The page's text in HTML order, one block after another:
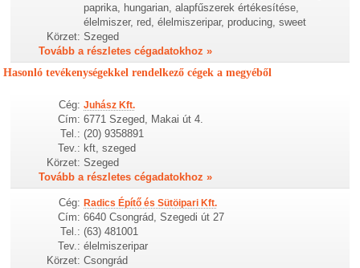
paprika, hungarian, alapfűszerek értékesítése,
élelmiszer, red, élelmiszeripar, producing, sweet
Körzet: Szeged
Tovább a részletes cégadatokhoz »
Hasonló tevékenységekkel rendelkező cégek a megyéből
Cég: Juhász Kft.
Cím: 6771 Szeged, Makai út 4.
Tel.: (20) 9358891
Tev.: kft, szeged
Körzet: Szeged
Tovább a részletes cégadatokhoz »
Cég: Radics Építő és Sütöipari Kft.
Cím: 6640 Csongrád, Szegedi út 27
Tel.: (63) 481001
Tev.: élelmiszeripar
Körzet: Csongrád